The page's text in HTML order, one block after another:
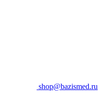
shop@bazismed.ru